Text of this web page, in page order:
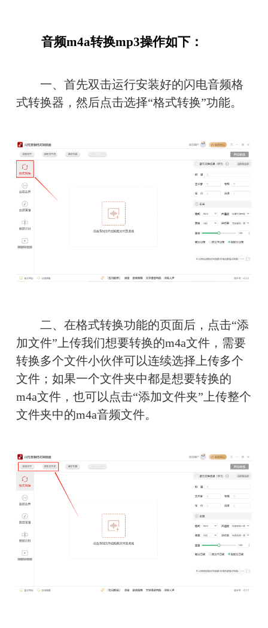
音频m4a转换mp3操作如下：
一、首先双击运行安装好的闪电音频格
式转换器，然后点击选择“格式转换”功能。
二、在格式转换功能的页面后，点击“添
加文件”上传我们想要转换的m4a文件，需要
转换多个文件小伙伴可以连续选择上传多个
文件；如果一个文件夹中都是想要转换的
m4a文件，也可以点击“添加文件夹”上传整个
文件夹中的m4a音频文件。